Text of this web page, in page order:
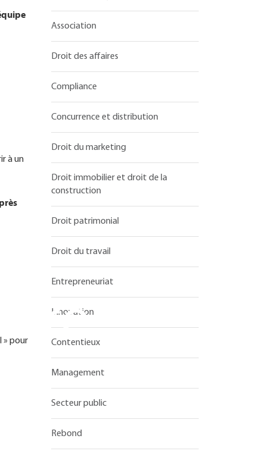
à un
» pour
Association
Droit des affaires
Compliance
Concurrence et distribution
Droit du marketing
Droit immobilier et droit de la
construction
Droit patrimonial
Droit du travail
Entrepreneuriat
Innovation
Contentieux
Management
Secteur public
Rebond